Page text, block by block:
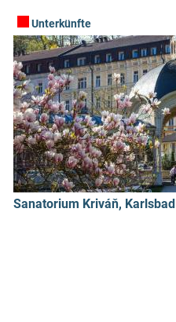
Unterkünfte
Sanatorium Kriváň, Karlsbad